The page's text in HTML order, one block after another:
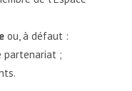
ou, à défaut :
partenariat ;